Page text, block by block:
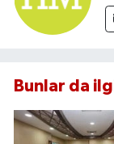
Bunlar da